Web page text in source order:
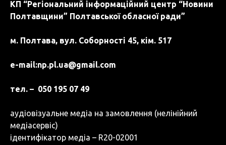
КП “Регіональний інформаційний центр “Новини
Полтавщини” Полтавської обласної ради”
м. Полтава, вул. Соборності 45, кім. 517
e-mail:np.pl.ua@gmail.com
тел. – 050 195 07 49
аудіовізуальне медіа на замовлення (нелінійний
медіасервіс)
ідентифікатор медіа – R20-02001